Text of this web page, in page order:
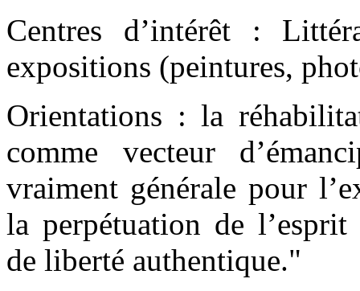
Centres d’intérêt :
expositions (peintures,
Orientations : la
comme vecteur
vraiment générale pour
la perpétuation de
de liberté authentique."